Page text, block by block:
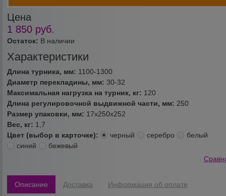
Остаток: В наличии
Характеристики
Длина турника, мм: 1100-1300
Диаметр перекладины, мм:30-32
Максимальная нагрузка на турник, кг: 120
Длина регулировочной выдвижной части, мм: 250
Размер упаковки, мм: 17х250х252
Вес, кг: 1,7
Цвет (выбор в карточке):
черный серебро
белый
синий
бежевый
Цена
1 850 руб.
Описание Доставка Информация об оплате